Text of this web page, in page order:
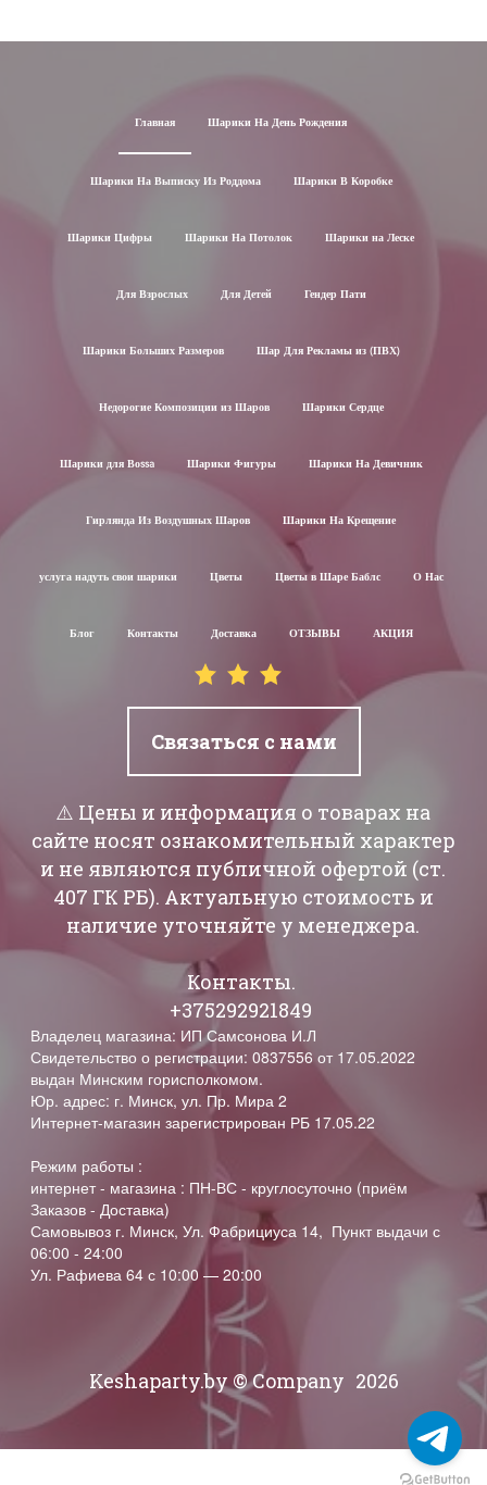
Главная Шарики На День Рождения
Шарики На Выписку Из Роддома Шарики В Коробке
Шарики Цифры Шарики На Потолок Шарики на Леске
Для Взрослых Для Детей Гендер Пати
Шарики Больших Размеров Шар Для Рекламы из (ПВХ)
Недорогие Композиции из Шаров Шарики Сердце
Шарики для Воssa Шарики Фигуры Шарики На Девичник
Гирлянда Из Воздушных Шаров Шарики На Крещение
услуга надуть свои шарики Цветы Цветы в Шаре Баблс О Нас
Блог Контакты Доставка ОТЗЫВЫ АКЦИЯ
Связаться с нами
⚠️ Цены и информация о товарах на
сайте носят ознакомительный характер
и не являются публичной офертой (ст.
407 ГК РБ). Актуальную стоимость и
наличие уточняйте у менеджера.
Контакты.
+375292921849
Владелец магазина: ИП Самсонова И.Л
Свидетельство о регистрации: 0837556 от 17.05.2022
выдан Минским горисполкомом.
Юр. адрес: г. Минск, ул. Пр. Мира 2
Интернет-магазин зарегистрирован РБ 17.05.22
Режим работы :
интернет - магазина : ПН-ВС - круглосуточно (приём
Заказов - Доставка)
Самовывоз г. Минск, Ул. Фабрициуса 14, Пункт выдачи с
06:00 - 24:00
Ул. Рафиева 64 с 10:00 — 20:00
Keshaparty.by © Company 2026